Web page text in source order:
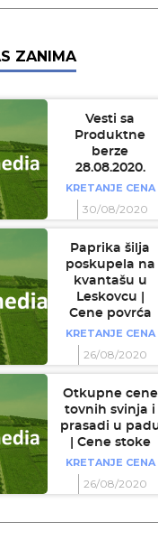
ZANIMA
Vesti sa
Produktne
berze
28.08.2020.
KRETANJE CENA
30/08/2020
Paprika šilja
poskupela na
kvantašu u
Leskovcu |
Cene povrća
KRETANJE CENA
26/08/2020
Otkupne cene
tovnih svinja i
prasadi u
| Cene stoke
KRETANJE CENA
26/08/2020